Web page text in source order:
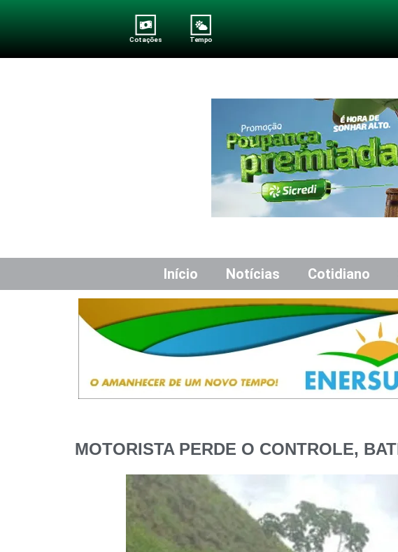
Cotações Tempo
Início Notícias Cotidiano
MOTORISTA PERDE O CONTROLE,